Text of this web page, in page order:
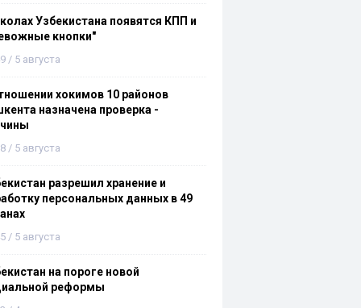
Узбекистана появятся КПП и
кнопки"
/ 5 августа
хокимов 10 районов
назначена проверка -
/ 5 августа
разрешил хранение и
персональных данных в 49
/ 5 августа
на пороге новой
реформы